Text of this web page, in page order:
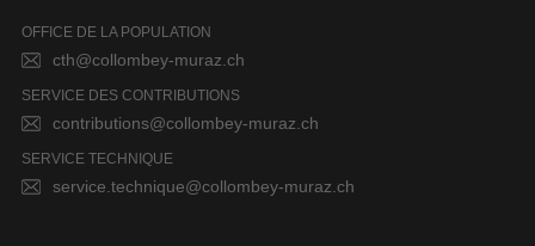
OFFICE DE LA POPULATION
cth@collombey-muraz.ch
SERVICE DES CONTRIBUTIONS
contributions@collombey-muraz.ch
SERVICE TECHNIQUE
service.technique@collombey-muraz.ch